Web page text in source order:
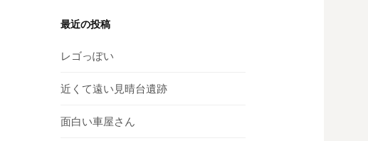
最近の投稿
レゴっぽい
近くて遠い見晴台遺跡
面白い車屋さん